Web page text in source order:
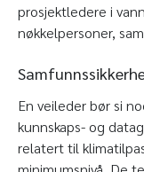
prosjektledere i
nøkkelpersoner,
En veileder bør si
kunnskaps- og
relatert til